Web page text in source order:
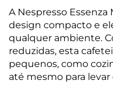
A Nespresso
design compacto e
qualquer ambiente.
reduzidas, esta
pequenos, como
até mesmo para